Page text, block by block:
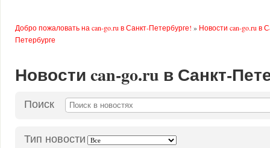
Добро пожаловать на can-go.ru в Санкт-Петербурге! » Новости can-go.ru в
Петербурге
Новости can-go.ru в Санкт-
Поиск
Тип новости